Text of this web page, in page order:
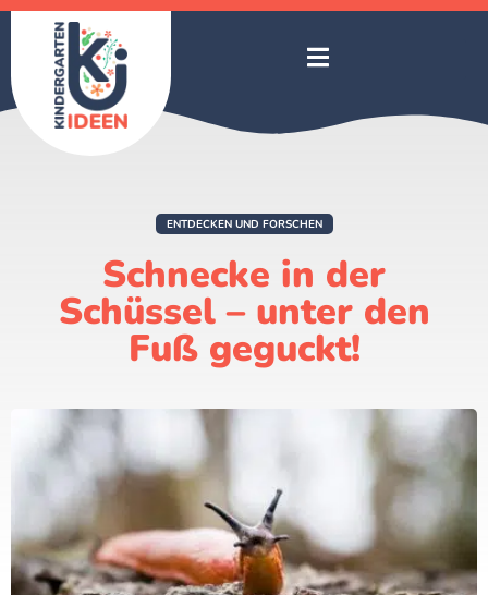
ENTDECKEN UND FORSCHEN
Schnecke in der
Schüssel – unter den
Fuß geguckt!